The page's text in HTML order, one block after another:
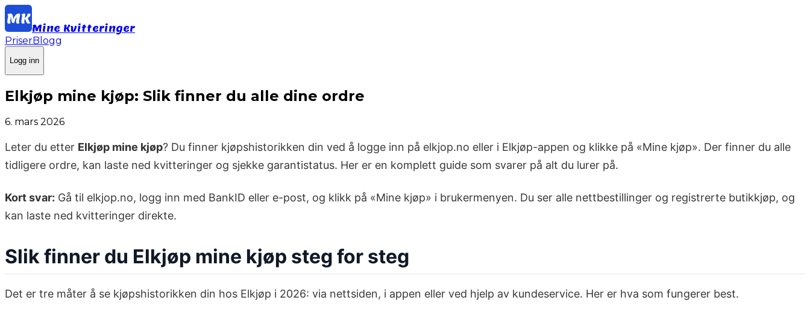
Mine Kvitteringer
PriserBlogg
Logg inn
Elkjøp mine kjøp: Slik finner du alle dine ordre
6. mars 2026
Leter du etter Elkjøp mine kjøp? Du finner kjøpshistorikken din ved å logge inn på elkjop.no eller i Elkjøp-appen og klikke på «Mine kjøp». Der finner du alle
tidligere ordre, kan laste ned kvitteringer og sjekke garantistatus. Her er en komplett guide som svarer på alt du lurer på.
Kort svar: Gå til elkjop.no, logg inn med BankID eller e-post, og klikk på «Mine kjøp» i brukermenyen. Du ser alle nettbestillinger og registrerte butikkjøp, og
kan laste ned kvitteringer direkte.
Slik finner du Elkjøp mine kjøp steg for steg
Det er tre måter å se kjøpshistorikken din hos Elkjøp i 2026: via nettsiden, i appen eller ved hjelp av kundeservice. Her er hva som fungerer best.